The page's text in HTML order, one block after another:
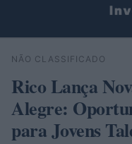
Buscar
NÃO CLASSIFICADO
Rico Lança
Alegre:
para Jovens